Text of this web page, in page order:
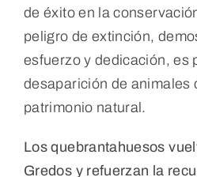
de éxito en la
peligro de extinción,
esfuerzo y dedicación, es
desaparición de animales
patrimonio natural.
Los quebrantahuesos
Gredos y refuerzan la